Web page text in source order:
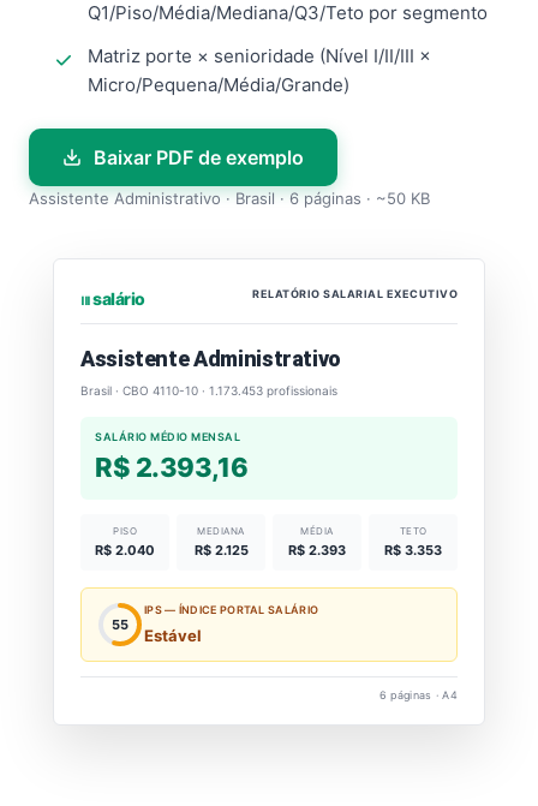
Q1/Piso/Média/Mediana/Q3/Teto por segmento
Matriz porte × senioridade (Nível I/II/III ×
Micro/Pequena/Média/Grande)
Baixar PDF de exemplo
Assistente Administrativo · Brasil · 6 páginas · ~50 KB
⏐⏐⏐ salário RELATÓRIO SALARIAL EXECUTIVO
Assistente Administrativo
Brasil · CBO 4110-10 · 1.173.453 profissionais
SALÁRIO MÉDIO MENSAL
R$ 2.393,16
PISO
R$ 2.040
MEDIANA
R$ 2.125
MÉDIA
R$ 2.393
TETO
R$ 3.353
55
IPS — ÍNDICE PORTAL SALÁRIO
Estável
6 páginas · A4